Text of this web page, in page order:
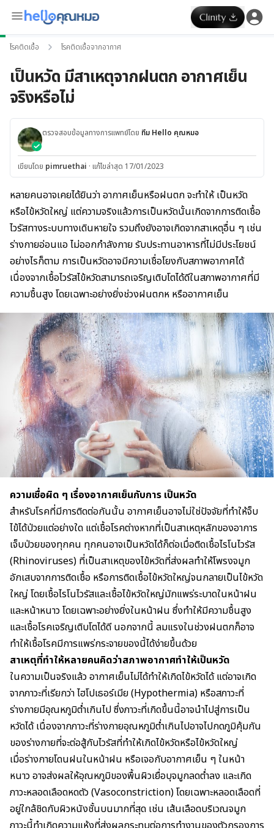
โรคติดเชื้อ โรคติดเชื้อจากอากาศ
เป็นหวัด มีสาเหตุจากฝนตก อากาศเย็น
จริงหรือไม่
ตรวจสอบข้อมูลทางการแพทย์โดย ทีม Hello คุณหมอ
เขียนโดย pimruethai · แก้ไขล่าสุด 17/01/2023
หลายคนอาจเคยได้ยินว่า อากาศเย็นหรือฝนตก จะทำให้ เป็นหวัด
หรือไข้หวัดใหญ่ แต่ความจริงแล้วการเป็นหวัดนั้นเกิดจากการติดเชื้อ
ไวรัสทางระบบทางเดินหายใจ รวมถึงยังอาจเกิดจากสาเหตุอื่น ๆ เช่น
ร่างกายอ่อนแอ ไม่ออกกำลังกาย รับประทานอาหารที่ไม่มีประโยชน์
อย่างไรก็ตาม การเป็นหวัดอาจมีความเชื่อโยงกับสภาพอากาศได้
เนื่องจากเชื้อไวรัสไข้หวัดสามารถเจริญเติบโตได้ดีในสภาพอากาศที่มี
ความชื้นสูง โดยเฉพาะอย่างยิ่งช่วงฝนตกห หรืออากาศเย็น
ความเชื่อผิด ๆ เรื่องอากาศเย็นกับการ เป็นหวัด
สำหรับโรคที่มีการติดต่อกันนั้น อากาศเย็นอาจไม่ใช่ปัจจัยที่ทำให้จ็บ
ไข้ได้ป่วยแต่อย่างใด แต่เชื้อโรคต่างหากที่เป็นสาเหตุหลักของอาการ
เจ็บป่วยของทุกคน ทุกคนอาจเป็นหวัดได้ก็ต่อเมื่อติดเชื้อไรโนไวรัส
(Rhinoviruses) ที่เป็นสาเหตุของไข้หวัดที่ส่งผลทำให้โพรงจมูก
อักเสบจากการติดเชื้อ หรือการติดเชื้อไข้หวัดใหญ่จนกลายเป็นไข้หวัด
ใหญ่ โดยเชื้อไรโนไวรัสและเชื้อไข้หวัดใหญ่มักแพร่ระบาดในหน้าฝน
และหน้าหนาว โดยเฉพาะอย่างยิ่งในหน้าฝน ซึ่งทำให้มีความชื้นสูง
และเชื้อโรคเจริญเติบโตได้ดี นอกจากนี้ ลมแรงในช่วงฝนตกก็อาจ
ทำให้เชื้อโรคมีการแพร่กระจายของนี้ได้ง่ายขึ้นด้วย
สาเหตุที่ทำให้หลายคนคิดว่าสภาพอากาศทำให้เป็นหวัด
ในความเป็นจริงแล้ว อากาศเย็นไม่ได้ทำให้เกิดไข้หวัดได้ แต่อาจเกิด
จากภาวะที่เรียกว่า ไฮโปเธอร์เมีย (Hypothermia) หรือสภาวะที่
ร่างกายมีอุณหภูมิต่ำเกินไป ซึ่งภาวะที่เกิดขึ้นนี้อาจนำไปสู่การเป็น
หวัดได้ เนื่องจากภาวะที่ร่างกายอุณหภูมิต่ำเกินไปอาจไปกดภูมิคุ้มกัน
ของร่างกายที่จะต่อสู้กับไวรัสที่ทำให้เกิดไข้หวัดหรือไข้หวัดใหญ่
เมื่อร่างกายโดนฝนในหน้าฝน หรือเจอกับอากาศเย็น ๆ ในหน้า
หนาว อาจส่งผลให้อุณหภูมิของพื้นผิวเยื่อบุจมูกลดต่ำลง และเกิด
ภาวะหลอดเลือดหดตัว (Vasoconstriction) โดยเฉพาะหลอดเลือดที่
อยู่ใกล้ชิดกับผิวหนังชั้นบนมากที่สุด เช่น เส้นเลือดบริเวณจมูก